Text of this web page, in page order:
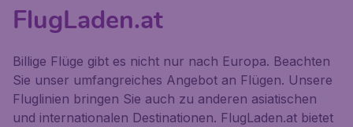
FlugLaden.at
Billige Flüge gibt es nicht nur nach Europa. Beachten
Sie unser umfangreiches Angebot an Flügen. Unsere
Fluglinien bringen Sie auch zu anderen asiatischen
und internationalen Destinationen. FlugLaden.at bietet